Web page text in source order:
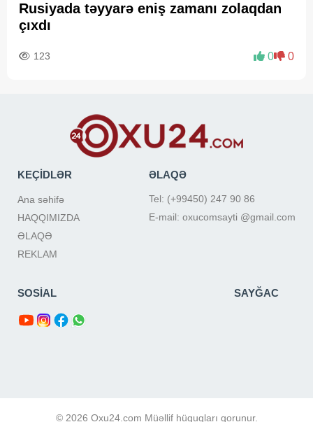
Rusiyada təyyarə eniş zamanı zolaqdan
çıxdı
123 0 0
KEÇİDLƏR
Ana səhifə
HAQQIMIZDA
ƏLAQƏ
REKLAM
ƏLAQƏ
Tel: (+99450) 247 90 86
E-mail: oxucomsayti @gmail.com
SOSİAL SAYĞAC
© 2026 Oxu24.com Müəllif hüquqları qorunur.